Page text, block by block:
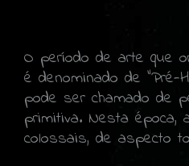
O período de arte que
é denominado de “Pré-
pode ser chamado de
primitiva. Nesta época,
colossais, de aspecto